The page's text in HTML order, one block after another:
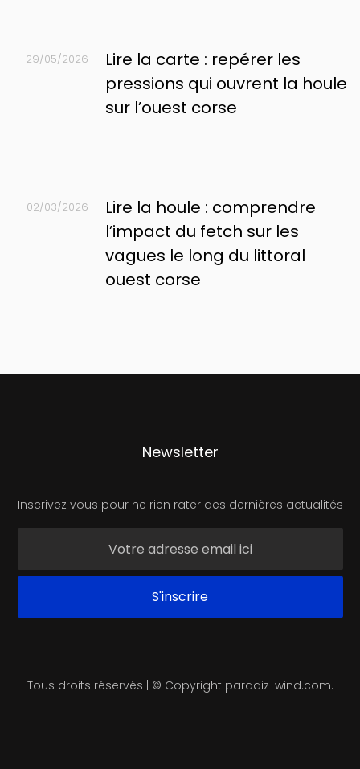
29/05/2026
Lire la carte : repérer les
pressions qui ouvrent la houle
sur l’ouest corse
02/03/2026
Lire la houle : comprendre
l’impact du fetch sur les
vagues le long du littoral
ouest corse
Newsletter
Inscrivez vous pour ne rien rater des dernières actualités
Tous droits réservés | © Copyright paradiz-wind.com.